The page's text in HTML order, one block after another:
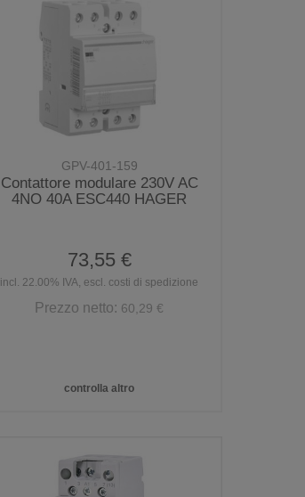
GPV-401-159
Contattore modulare 230V AC
4NO 40A ESC440 HAGER
73,55 €
incl. 22.00% IVA, escl. costi di spedizione
Prezzo netto: 60,29 €
controlla altro